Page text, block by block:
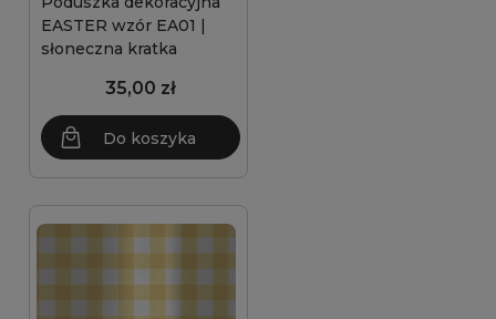
EASTER wzór EA01 |
słoneczna kratka
35,00 zł
Do koszyka